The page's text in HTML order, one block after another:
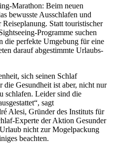
Marathon: Beim neuen
bewusste Ausschlafen und
Statt touristischer
Programme suchen
die perfekte Umgebung für eine
darauf abgestimmte Urlaubs-
sich seinen Schlaf
Gesundheit ist aber, nicht nur
schlafen. Leider sind die
sagt
Alesi, Gründer des Instituts für
Experte der Aktion Gesunder
nicht zur Mogelpackung
beachten.